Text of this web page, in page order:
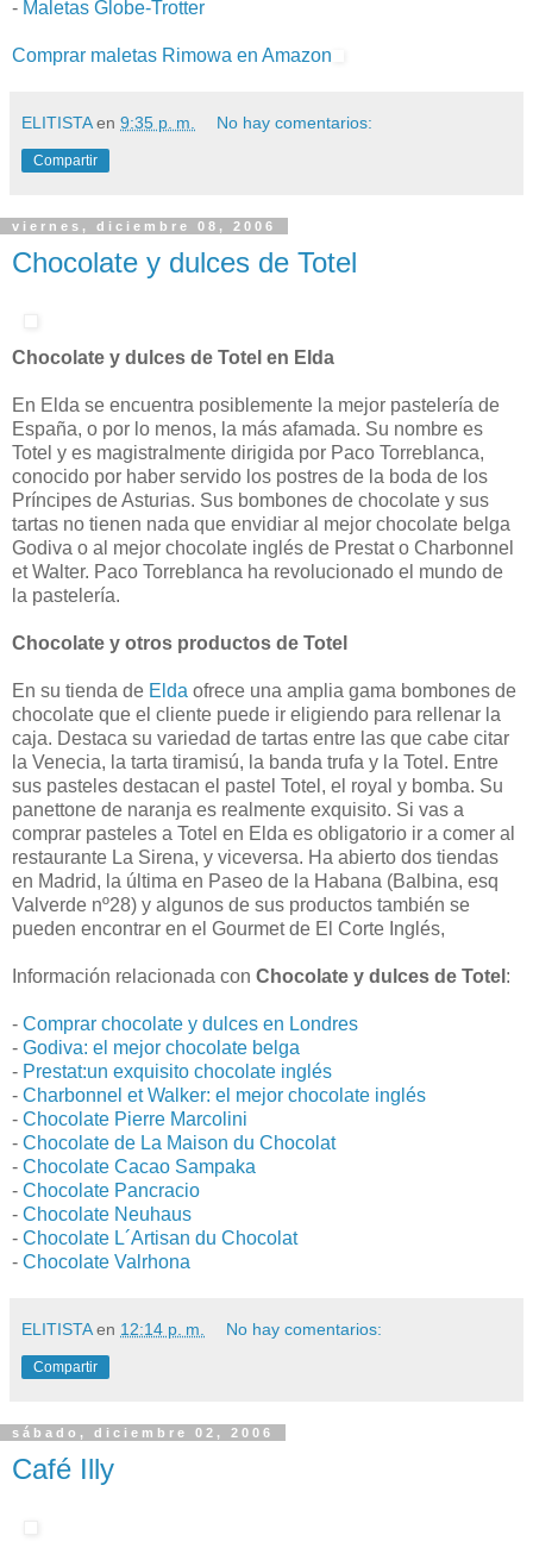
- Maletas Globe-Trotter
Comprar maletas Rimowa en Amazon
ELITISTA en 9:35 p. m. No hay comentarios:
Compartir
viernes, diciembre 08, 2006
Chocolate y dulces de Totel
Chocolate y dulces de Totel en Elda
En Elda se encuentra posiblemente la mejor pastelería de
España, o por lo menos, la más afamada. Su nombre es
Totel y es magistralmente dirigida por Paco Torreblanca,
conocido por haber servido los postres de la boda de los
Príncipes de Asturias. Sus bombones de chocolate y sus
tartas no tienen nada que envidiar al mejor chocolate belga
Godiva o al mejor chocolate inglés de Prestat o Charbonnel
et Walter. Paco Torreblanca ha revolucionado el mundo de
la pastelería.
Chocolate y otros productos de Totel
En su tienda de Elda ofrece una amplia gama bombones de
chocolate que el cliente puede ir eligiendo para rellenar la
caja. Destaca su variedad de tartas entre las que cabe citar
la Venecia, la tarta tiramisú, la banda trufa y la Totel. Entre
sus pasteles destacan el pastel Totel, el royal y bomba. Su
panettone de naranja es realmente exquisito. Si vas a
comprar pasteles a Totel en Elda es obligatorio ir a comer al
restaurante La Sirena, y viceversa. Ha abierto dos tiendas
en Madrid, la última en Paseo de la Habana (Balbina, esq
Valverde nº28) y algunos de sus productos también se
pueden encontrar en el Gourmet de El Corte Inglés,
Información relacionada con Chocolate y dulces de Totel :
- Comprar chocolate y dulces en Londres
- Godiva: el mejor chocolate belga
- Prestat:un exquisito chocolate inglés
- Charbonnel et Walker: el mejor chocolate inglés
- Chocolate Pierre Marcolini
- Chocolate de La Maison du Chocolat
- Chocolate Cacao Sampaka
- Chocolate Pancracio
- Chocolate Neuhaus
- Chocolate L´Artisan du Chocolat
- Chocolate Valrhona
ELITISTA en 12:14 p. m. No hay comentarios:
Compartir
sábado, diciembre 02, 2006
Café Illy